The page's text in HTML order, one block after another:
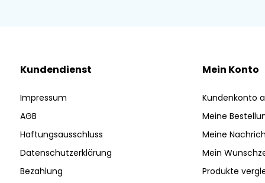
Kundendienst
Impressum
AGB
Haftungsausschluss
Datenschutzerklärung
Bezahlung
Mein Konto
Kundenkonto
Meine
Meine
Mein
Produkte